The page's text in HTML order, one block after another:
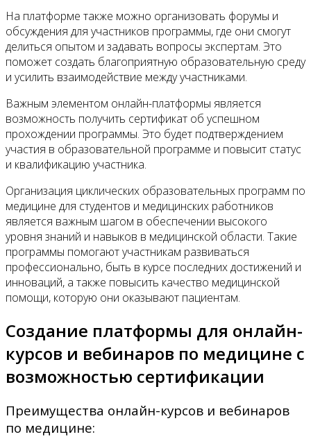
На платформе также можно организовать форумы и
обсуждения для участников программы, где они смогут
делиться опытом и задавать вопросы экспертам. Это
поможет создать благоприятную образовательную среду
и усилить взаимодействие между участниками.
Важным элементом онлайн-платформы является
возможность получить сертификат об успешном
прохождении программы. Это будет подтверждением
участия в образовательной программе и повысит статус
и квалификацию участника.
Организация циклических образовательных программ по
медицине для студентов и медицинских работников
является важным шагом в обеспечении высокого
уровня знаний и навыков в медицинской области. Такие
программы помогают участникам развиваться
профессионально, быть в курсе последних достижений и
инноваций, а также повысить качество медицинской
помощи, которую они оказывают пациентам.
Создание платформы для онлайн-
курсов и вебинаров по медицине с
возможностью сертификации
Преимущества онлайн-курсов и вебинаров
по медицине: